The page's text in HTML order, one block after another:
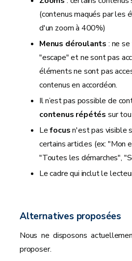
(contenus maqués par les
d'un zoom à 400%)
Menus déroulants : ne
"escape" et ne sont pas
éléments ne sont pas
contenus en accordéon.
Il n’est pas possible de
contenus répétés sur
Lefocusn'est pas visible
certains articles (ex: "Mon
"Toutes les démarches",
Le cadre qui inclut le
Alternatives proposées
Nous ne disposons
proposer.